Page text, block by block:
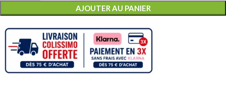
AJOUTER AU PANIER